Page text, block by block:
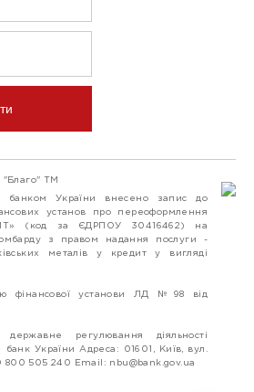
ТМ
банком України внесено запис до
установ про переоформлення
(код за ЄДРПОУ 30416462) на
з правом надання послуги -
металів у кредит у вигляді
фінансової установи ЛД №98 від
регулювання діяльності
банк України Адреса: 01601, Київ, вул.
0 800 505 240 Email: nbu@bank.gov.ua